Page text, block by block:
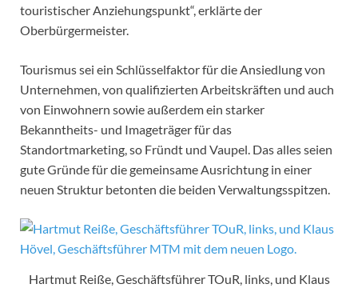
touristischer Anziehungspunkt“, erklärte der
Oberbürgermeister.
Tourismus sei ein Schlüsselfaktor für die Ansiedlung von
Unternehmen, von qualifizierten Arbeitskräften und auch
von Einwohnern sowie außerdem ein starker
Bekanntheits- und Imageträger für das
Standortmarketing, so Fründt und Vaupel. Das alles seien
gute Gründe für die gemeinsame Ausrichtung in einer
neuen Struktur betonten die beiden Verwaltungsspitzen.
Hartmut Reiße, Geschäftsführer TOuR, links, und Klaus